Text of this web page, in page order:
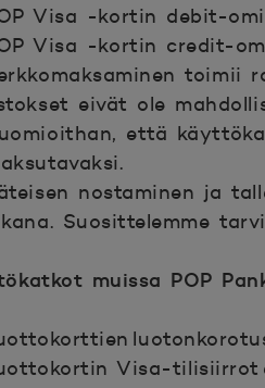
Visa -kortin debit-
Visa -kortin credit-
toimii
eivät ole
että
nostaminen ja
Suosittelemme
muissa POP
Visa-tilisiirrot